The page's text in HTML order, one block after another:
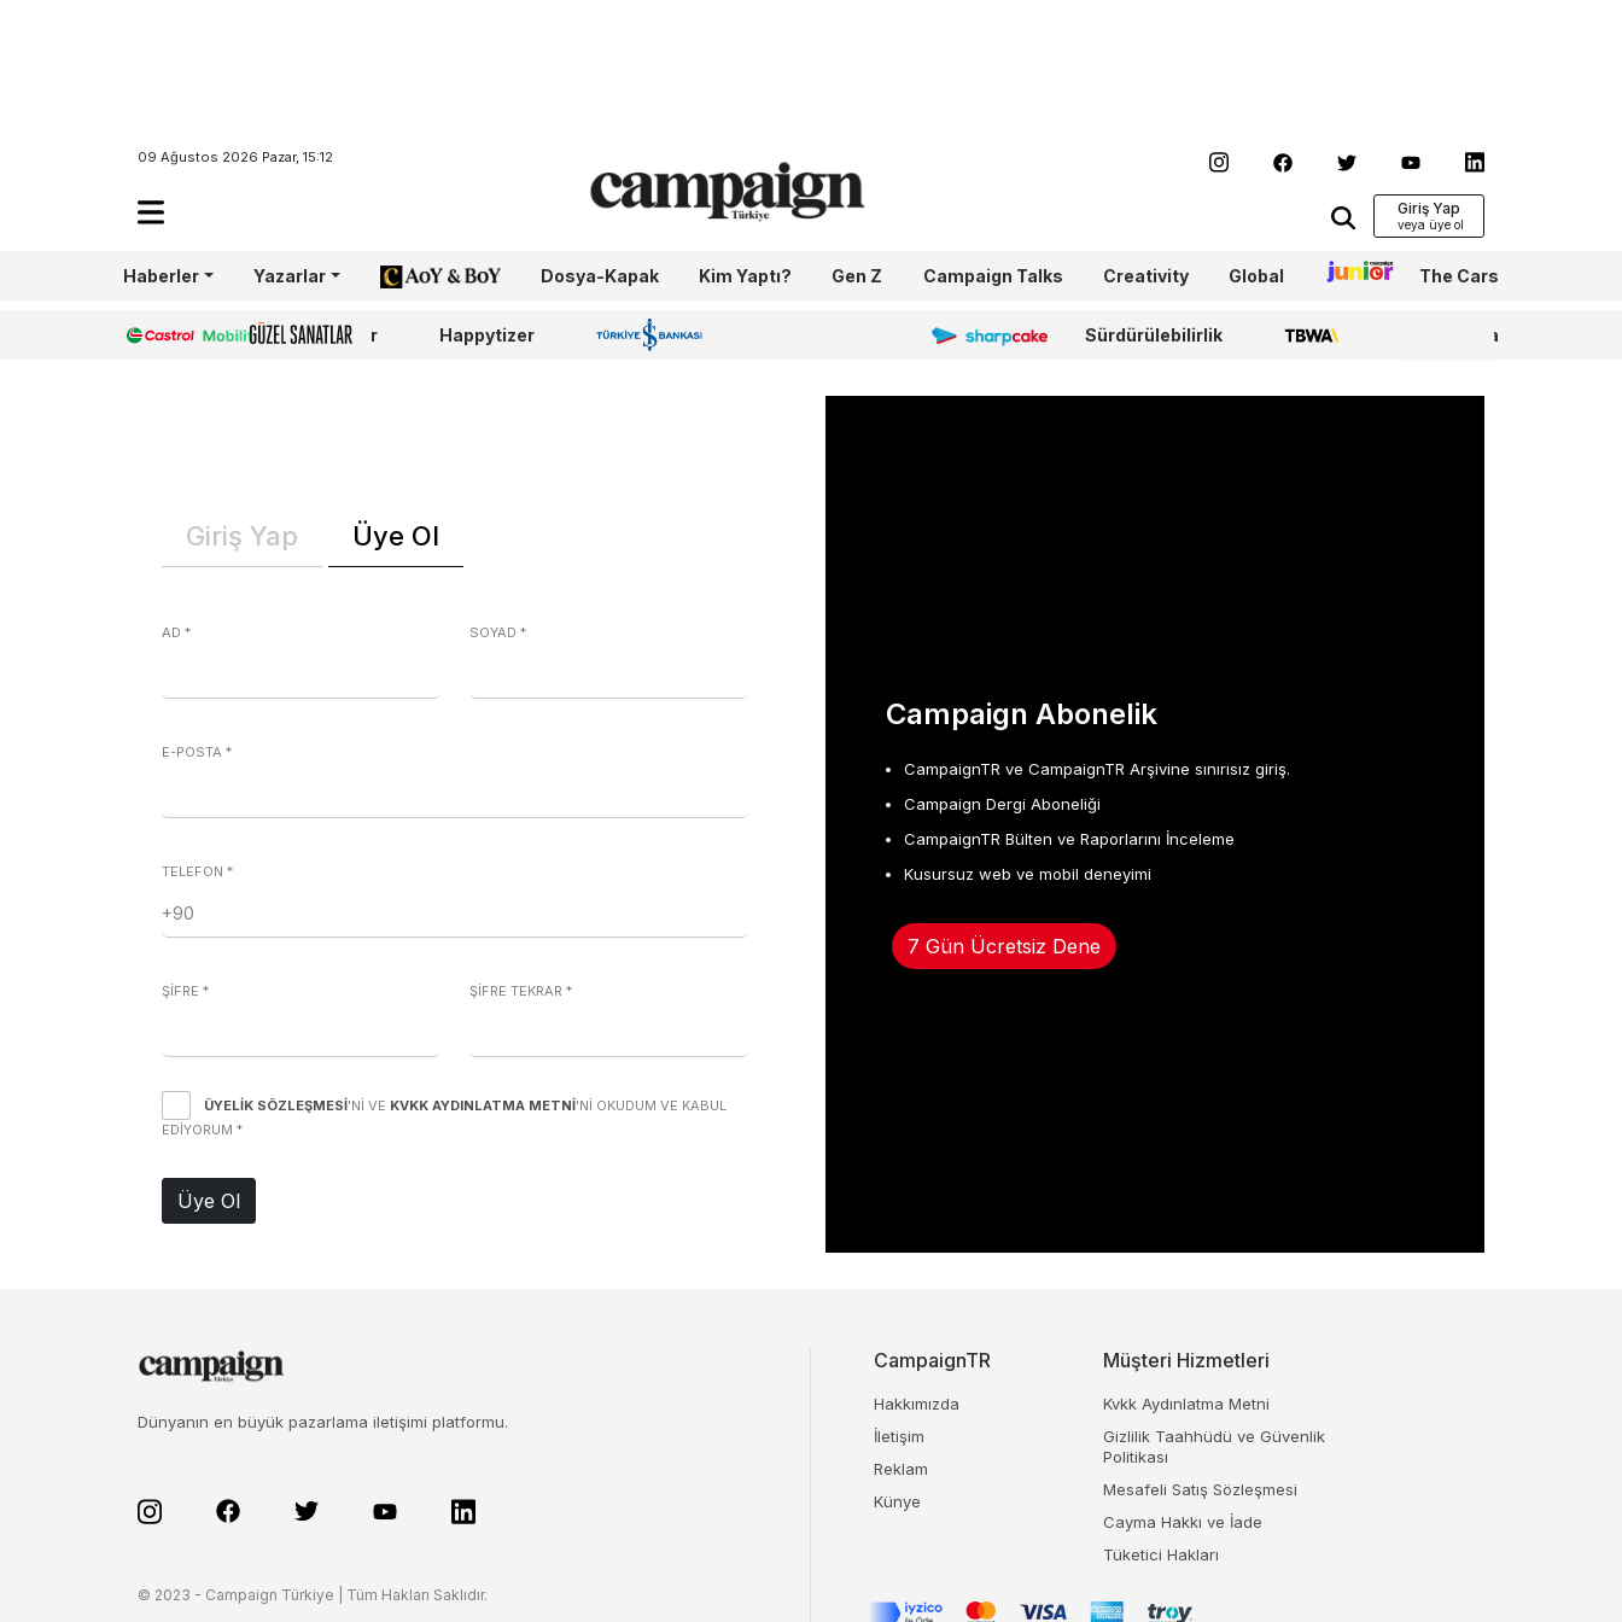
09 Ağustos 2026 Pazar, 15:12
Giriş Yap
Haberler Yazarlar AoY/BoY Dosya-Kapak Kim Yaptı? Gen Z Campaign Talks Creativity Global Junior The Cars
Castrol Güzel Sanatlar Happytizer İş Bankası 100.Yıl Sharpcake Sürdürülebilirlik TBWA WPP Media
Giriş Yap Üye Ol
AD * SOYAD *
E-POSTA *
TELEFON *
ŞİFRE * ŞİFRE TEKRAR *
ÜYELIK SÖZLEŞMESI'NI VE KVKK AYDINLATMA METNI'NI OKUDUM VE KABUL
EDIYORUM *
Üye Ol
Campaign Abonelik
CampaignTR ve CampaignTR Arşivine sınırısız giriş.
Campaign Dergi Aboneliği
CampaignTR Bülten ve Raporlarını İnceleme
Kusursuz web ve mobil deneyimi
7 Gün Ücretsiz Dene
Dünyanın en büyük pazarlama iletişimi platformu.
© 2023 - Campaign Türkiye | Tüm Hakları Saklıdır.
CampaignTR
Hakkımızda
İletişim
Reklam
Künye
Müşteri Hizmetleri
Kvkk Aydınlatma Metni
Gizlilik Taahhüdü ve Güvenlik
Politikası
Mesafeli Satış Sözleşmesi
Cayma Hakkı ve İade
Tüketici Hakları